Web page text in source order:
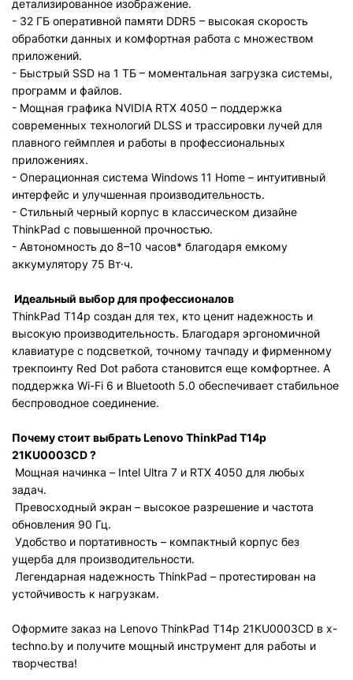
детализированное изображение.
- 32 ГБ оперативной памяти DDR5 – высокая скорость
обработки данных и комфортная работа с множеством
приложений.
- Быстрый SSD на 1 ТБ – моментальная загрузка системы,
программ и файлов.
- Мощная графика NVIDIA RTX 4050 – поддержка
современных технологий DLSS и трассировки лучей для
плавного геймплея и работы в профессиональных
приложениях.
- Операционная система Windows 11 Home – интуитивный
интерфейс и улучшенная производительность.
- Стильный черный корпус в классическом дизайне
ThinkPad с повышенной прочностью.
- Автономность до 8–10 часов* благодаря емкому
аккумулятору 75 Вт·ч.
Идеальный выбор для профессионалов
ThinkPad T14p создан для тех, кто ценит надежность и
высокую производительность. Благодаря эргономичной
клавиатуре с подсветкой, точному тачпаду и фирменному
трекпоинту Red Dot работа становится еще комфортнее. А
поддержка Wi-Fi 6 и Bluetooth 5.0 обеспечивает стабильное
беспроводное соединение.
Почему стоит выбрать Lenovo ThinkPad T14p
21KU0003CD?
Мощная начинка – Intel Ultra 7 и RTX 4050 для любых
задач.
Превосходный экран – высокое разрешение и частота
обновления 90 Гц.
Удобство и портативность – компактный корпус без
ущерба для производительности.
Легендарная надежность ThinkPad – протестирован на
устойчивость к нагрузкам.
Оформите заказ на Lenovo ThinkPad T14p 21KU0003CD в x-
techno.by и получите мощный инструмент для работы и
творчества!